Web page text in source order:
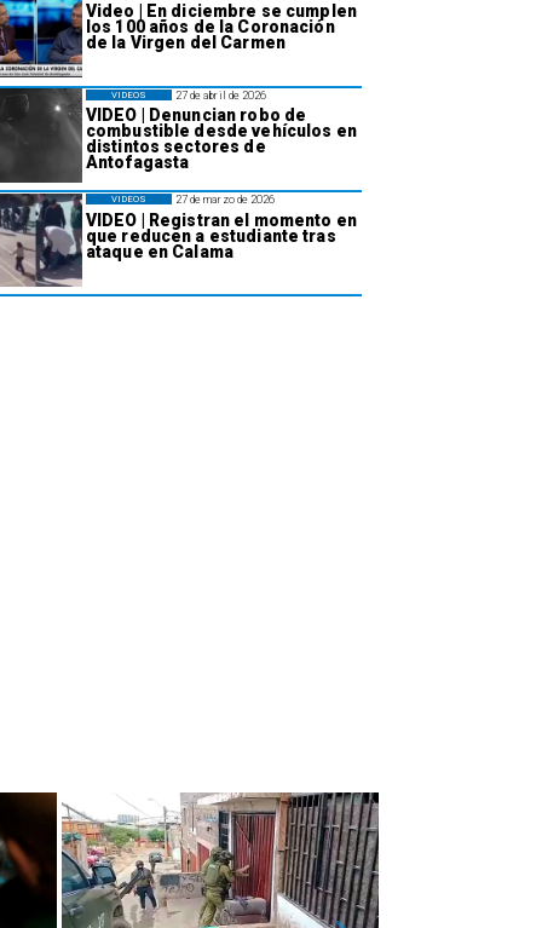
Video | En diciembre se cumplen
los 100 años de la Coronación
de la Virgen del Carmen
27 de abril de 2026
VIDEO | Denuncian robo de
combustible desde vehículos en
distintos sectores de
Antofagasta
VIDEOS
27 de marzo de 2026
VIDEO | Registran el momento en
que reducen a estudiante tras
ataque en Calama
VIDEOS